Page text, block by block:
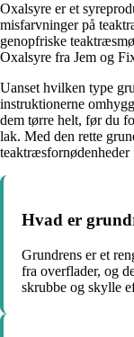
Oxalsyre er et
misfarvninger på
genopfriske
Oxalsyre fra Jem og
Uanset hvilken type
instruktionerne
dem tørre helt, før du
lak. Med den rette
Hvad er
Grundrens er et
fra overflader, og
skrubbe og skylle